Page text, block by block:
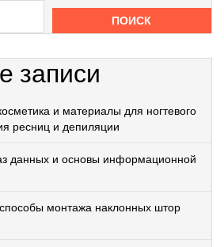
ПОИСК
записи
и материалы для ногтевого
ресниц и депиляции
данных и основы информационной
монтажа наклонных штор